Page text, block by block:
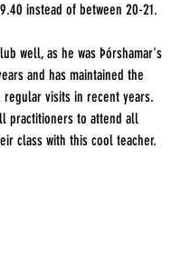
instead of between 20-21.
well, as he was Þórshamar's
and has maintained the
visits in recent years.
practitioners to attend all
class with this cool teacher.